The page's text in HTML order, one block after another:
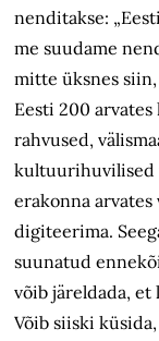
nenditakse:
me suudame
mitte üksnes siin,
Eesti 200
rahvused,
kultuurihuvilised
erakonna
digiteerima.
suunatud
võib järeldada, et
Võib siiski